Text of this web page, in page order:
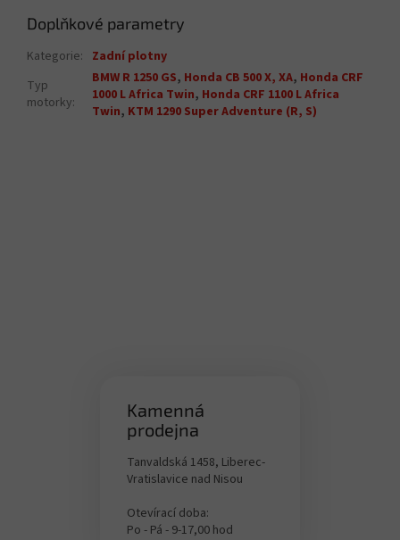
Doplňkové parametry
Kategorie: Zadní plotny
Typ
motorky:
BMW R 1250 GS, Honda CB 500 X, XA, Honda CRF
1000 L Africa Twin, Honda CRF 1100 L Africa
Twin, KTM 1290 Super Adventure (R, S)
Kamenná
prodejna
Tanvaldská 1458, Liberec-
Vratislavice nad Nisou
Otevírací doba:
Po - Pá - 9-17,00 hod